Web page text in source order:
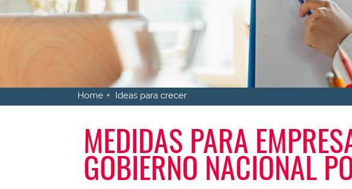
Home Ideas para crecer
MEDIDAS PARA
GOBIERNO NACIONAL